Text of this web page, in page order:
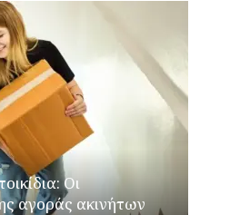
Οι
αγοράς ακινήτων